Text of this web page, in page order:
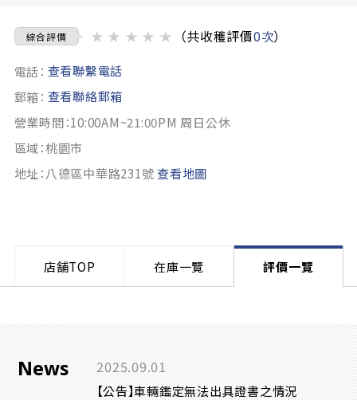
綜合評價 ★ ★ ★ ★ ★ （共收穫評價0次）
電話： 查看聯繫電話
郵箱： 查看聯絡郵箱
營業時間：10:00AM~21:00PM 周日公休
區域：桃園市
地址：八德區中華路231號查看地圖
店舗TOP 在庫一覽 評價一覽
News 2025.09.01
【公告】車輛鑑定無法出具證書之情況